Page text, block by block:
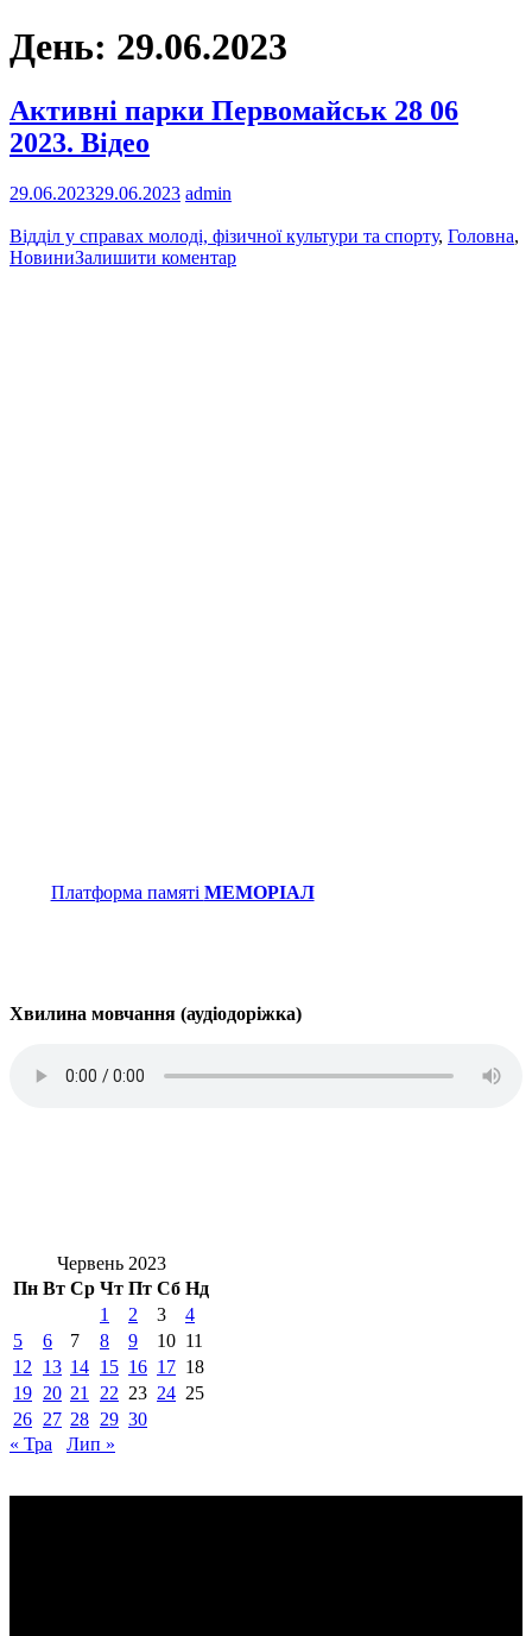
День: 29.06.2023
Активні парки Первомайськ 28 06
2023. Відео
29.06.202329.06.2023 admin
Відділ у справах молоді, фізичної культури та спорту, Головна,
НовиниЗалишити коментар
Платформа памяті МЕМОРІАЛ
Хвилина мовчання (аудіодоріжка)
Червень 2023
Пн Вт Ср Чт Пт Сб Нд
1
2 3
4
5
6 7 8 9 10 11
12
13 14 15 16 17 18
19 20 21 22 23 24 25
26 27 28 29 30
« Тра
Лип »